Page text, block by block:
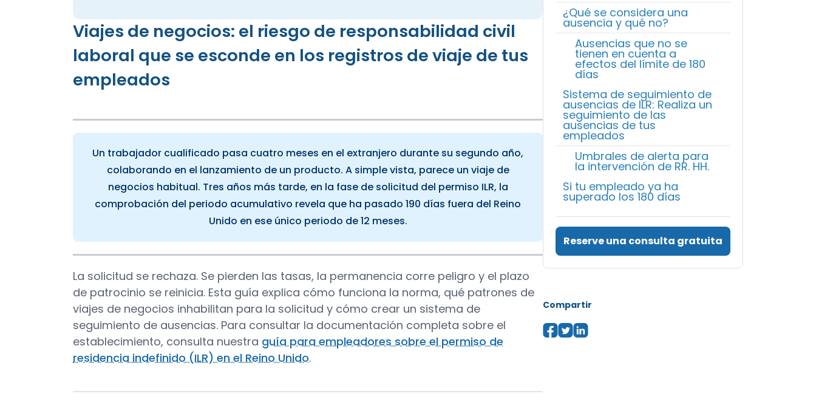
Viajes de negocios: el riesgo de responsabilidad civil
laboral que se esconde en los registros de viaje de tus
empleados
Un trabajador cualificado pasa cuatro meses en el extranjero durante su segundo año,
colaborando en el lanzamiento de un producto. A simple vista, parece un viaje de
negocios habitual. Tres años más tarde, en la fase de solicitud del permiso ILR, la
comprobación del periodo acumulativo revela que ha pasado 190 días fuera del Reino
Unido en ese único periodo de 12 meses.
La solicitud se rechaza. Se pierden las tasas, la permanencia corre peligro y el plazo
de patrocinio se reinicia. Esta guía explica cómo funciona la norma, qué patrones de
viajes de negocios inhabilitan para la solicitud y cómo crear un sistema de
seguimiento de ausencias. Para consultar la documentación completa sobre el
establecimiento, consulta nuestra guía para empleadores sobre el permiso de
residencia indefinido (ILR) en el Reino Unido.
¿Qué se considera una
ausencia y qué no?
Ausencias que no se
tienen en cuenta a
efectos del límite de 180
días
Sistema de seguimiento de
ausencias de ILR: Realiza un
seguimiento de las
ausencias de tus
empleados
Umbrales de alerta para
la intervención de RR. HH.
Si tu empleado ya ha
superado los 180 días
Reserve una consulta gratuita
Compartir